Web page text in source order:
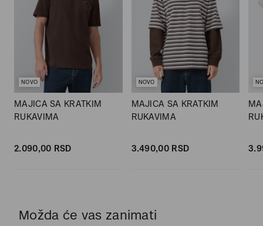
NOVO
MAJICA SA KRATKIM
RUKAVIMA
2.090,00 RSD
NOVO
MAJICA SA KRATKIM
RUKAVIMA
3.490,00 RSD
Možda će vas zanimati